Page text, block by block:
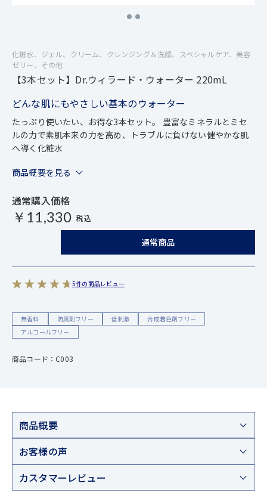
化粧水、ジェル、クリーム、クレンジング＆洗顔、スペシャルケア、美容
ゼリー、その他
【3本セット】Dr.ウィラード・ウォーター 220mL
どんな肌にもやさしい基本のウォーター
たっぷり使いたい、お得な3本セット。 豊富なミネラルとミセ
ルの力で素肌本来の力を高め、トラブルに負けない健やかな肌
へ導く化粧水
商品概要を見る
通常購入価格
￥11,330 税込
通常商品
5件の商品レビュー
無香料 防腐剤フリー 低刺激
合成着色剤フリー
アルコールフリー
商品コード：C003
商品概要
お客様の声
カスタマーレビュー